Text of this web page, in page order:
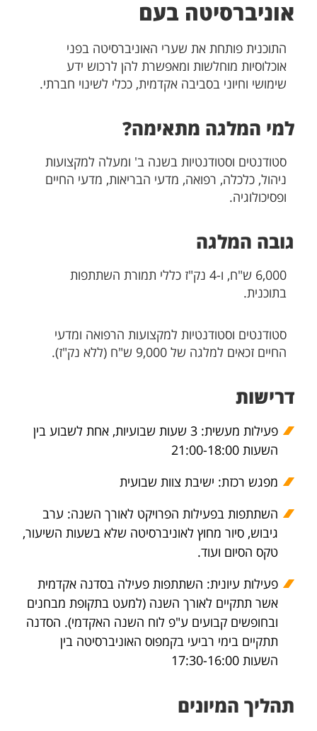
אוניברסיטה בעם
התוכנית פותחת את שערי האוניברסיטה בפני
אוכלוסיות מוחלשות ומאפשרת להן לרכוש ידע
שימושי וחיוני בסביבה אקדמית, ככלי לשינוי חברתי.
למי המלגה מתאימה?
סטודנטים וסטודנטיות בשנה ב' ומעלה למקצועות
ניהול, כלכלה, רפואה, מדעי הבריאות, מדעי החיים
ופסיכולוגיה.
גובה המלגה
6,000 ש"ח, ו-4 נק"ז כללי תמורת השתתפות
בתוכנית.
סטודנטים וסטודנטיות למקצועות הרפואה ומדעי
החיים זכאים למלגה של 9,000 ש"ח (ללא נק"ז).
דרישות
פעילות מעשית: 3 שעות שבועיות, אחת לשבוע בין
השעות 21:00-18:00
מפגש רכזת: ישיבת צוות שבועית
השתתפות בפעילות הפרויקט לאורך השנה: ערב
גיבוש, סיור מחוץ לאוניברסיטה שלא בשעות השיעור,
טקס הסיום ועוד.
פעילות עיונית: השתתפות פעילה בסדנה אקדמית
אשר תתקיים לאורך השנה (למעט בתקופת מבחנים
ובחופשים קבועים ע"פ לוח השנה האקדמי). הסדנה
תתקיים בימי רביעי בקמפוס האוניברסיטה בין
השעות 17:30-16:00
תהליך המיונים